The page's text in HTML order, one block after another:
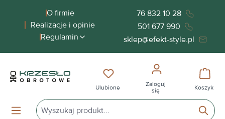
zawartościO firmie
Realizacje i opinie
Regulamin
76 832 10 28
501 677 990
sklep@efekt-style.pl
Masz 0 przedmioty na liście
Ulubione
Zaloguj
się
Koszyk